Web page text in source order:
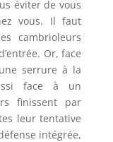
éviter de vous
vous. Il faut
cambrioleurs
Or, face
serrure à la
face à un
finissent par
leur tentative
intégrée,